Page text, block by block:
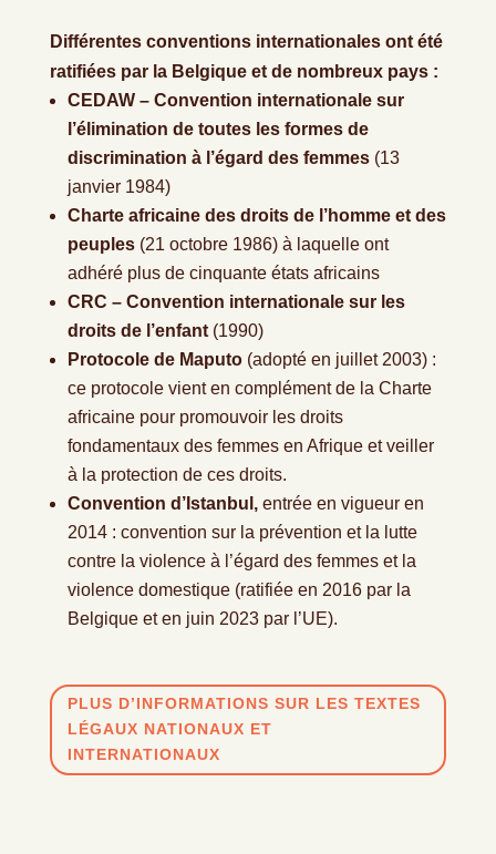
Différentes conventions internationales ont été
ratifiées par la Belgique et de nombreux pays :
CEDAW – Convention internationale sur
l’élimination de toutes les formes de
discrimination à l’égard des femmes(13
janvier 1984)
Charte africaine des droits de l’homme et des
peuples(21 octobre 1986) à laquelle ont
adhéré plus de cinquante états africains
CRC – Convention internationale sur les
droits de l’enfant(1990)
Protocole de Maputo(adopté en juillet 2003) :
ce protocole vient en complément de la Charte
africaine pour promouvoir les droits
fondamentaux des femmes en Afrique et veiller
à la protection de ces droits.
Convention d’Istanbul,entrée en vigueur en
2014 : convention sur la prévention et la lutte
contre la violence à l’égard des femmes et la
violence domestique (ratifiée en 2016 par la
Belgique et en juin 2023 par l’UE).
PLUS D’INFORMATIONS SUR LES TEXTES
LÉGAUX NATIONAUX ET
INTERNATIONAUX